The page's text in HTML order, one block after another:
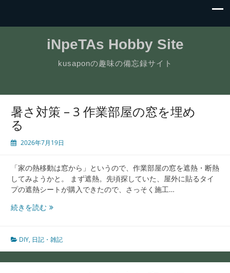
iNpeTAs Hobby Site
kusaponの趣味の備忘録サイト
暑さ対策 – 3 作業部屋の窓を埋め
る
2026年7月19日
「家の熱移動は窓から」というので、作業部屋の窓を遮熱・断熱
してみようかと。 まず遮熱。先頃探していた、屋外に貼るタイ
プの遮熱シートが購入できたので、さっそく施工…
続きを読む暑
策
–
3
DIY, 日記・雑記